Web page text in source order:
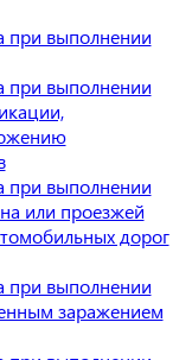
при выполнении
при выполнении
при выполнении
или проезжей
дорог
при выполнении
заражением